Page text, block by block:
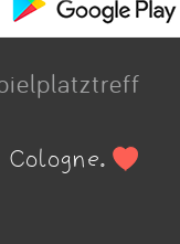
Cologne.